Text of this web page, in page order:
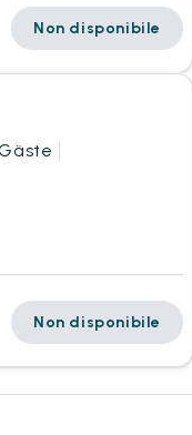
Non disponibile
Non disponibile